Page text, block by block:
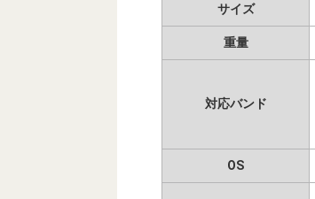
サイズ
重量
対応バンド
OS